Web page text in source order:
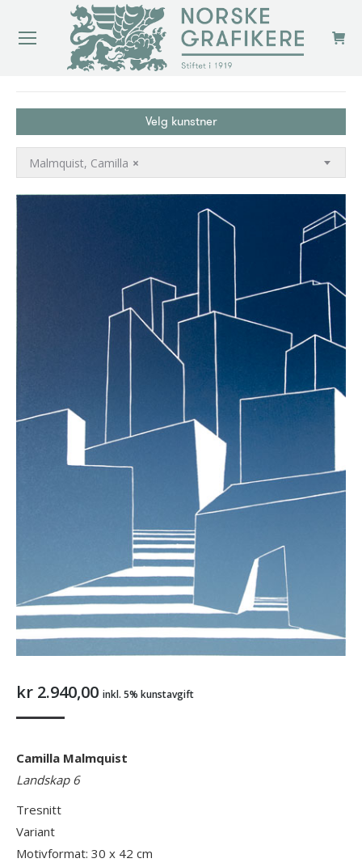
Velg kunstner
×
Malmquist, Camilla
kr 2.940,00 inkl. 5% kunstavgift
Camilla Malmquist
Landskap 6
Tresnitt
Variant
Motivformat: 30 x 42 cm